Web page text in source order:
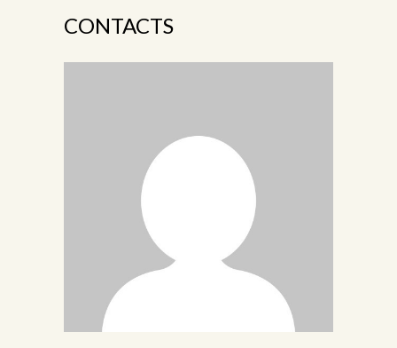
CONTACTS